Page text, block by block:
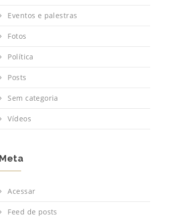
Eventos e palestras
Fotos
Política
Posts
Sem categoria
Vídeos
Meta
Acessar
Feed de posts